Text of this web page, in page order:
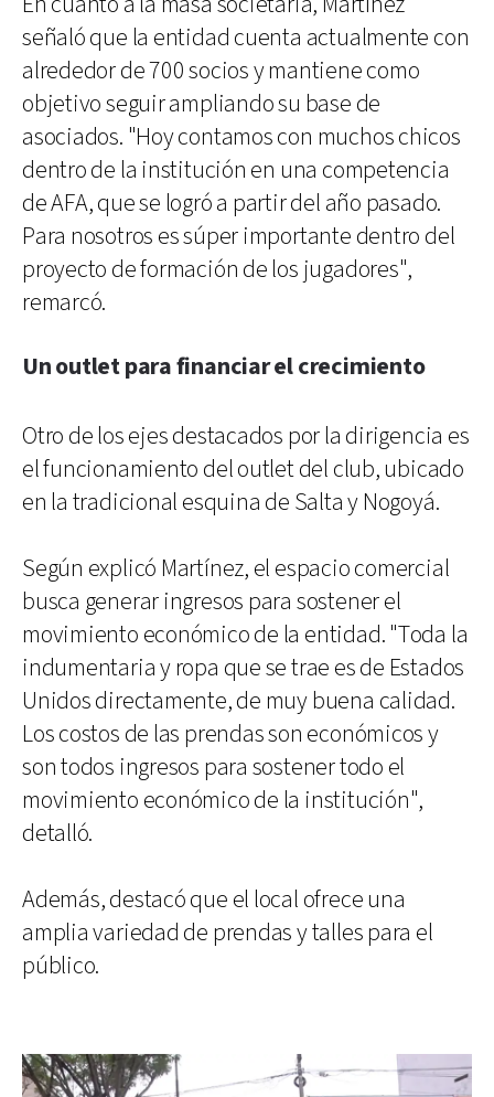
señaló que la entidad cuenta actualmente con
alrededor de 700 socios y mantiene como
objetivo seguir ampliando su base de
asociados. "Hoy contamos con muchos chicos
dentro de la institución en una competencia
de AFA, que se logró a partir del año pasado.
Para nosotros es súper importante dentro del
proyecto de formación de los jugadores",
remarcó.
Un outlet para financiar el crecimiento
Otro de los ejes destacados por la dirigencia es
el funcionamiento del outlet del club, ubicado
en la tradicional esquina de Salta y Nogoyá.
Según explicó Martínez, el espacio comercial
busca generar ingresos para sostener el
movimiento económico de la entidad. "Toda la
indumentaria y ropa que se trae es de Estados
Unidos directamente, de muy buena calidad.
Los costos de las prendas son económicos y
son todos ingresos para sostener todo el
movimiento económico de la institución",
detalló.
Además, destacó que el local ofrece una
amplia variedad de prendas y talles para el
público.